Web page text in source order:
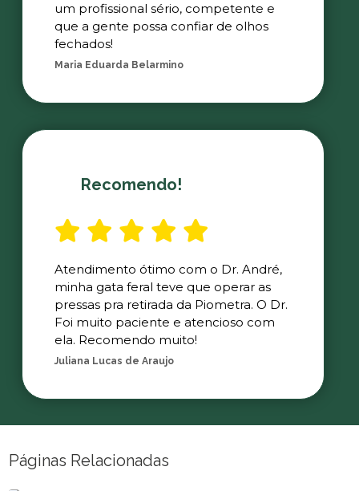
um profissional sério, competente e
que a gente possa confiar de olhos
fechados!
Maria Eduarda Belarmino
Recomendo!
Atendimento ótimo com o Dr. André,
minha gata feral teve que operar as
pressas pra retirada da Piometra. O Dr.
Foi muito paciente e atencioso com
ela. Recomendo muito!
Juliana Lucas de Araujo
Páginas Relacionadas